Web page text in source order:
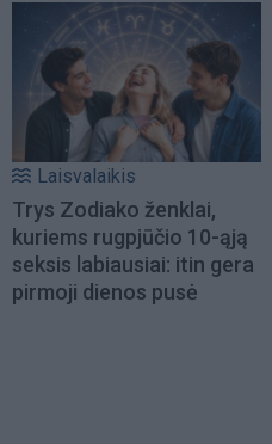
Laisvalaikis
Trys Zodiako ženklai,
kuriems rugpjūčio 10-ąją
seksis labiausiai: itin gera
pirmoji dienos pusė